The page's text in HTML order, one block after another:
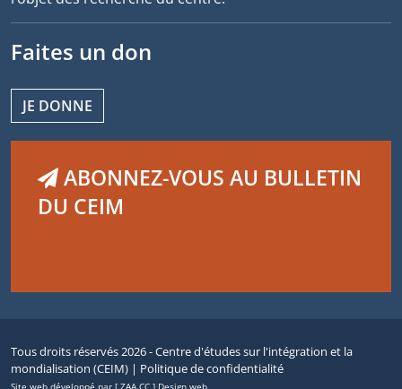
Faites un don
JE DONNE
ABONNEZ-VOUS AU BULLETIN
DU CEIM
Tous droits réservés 2026 - Centre d'études sur l'intégration et la
mondialisation (CEIM) | Politique de confidentialité
Site web développé par [ ZAA.CC ] Design web